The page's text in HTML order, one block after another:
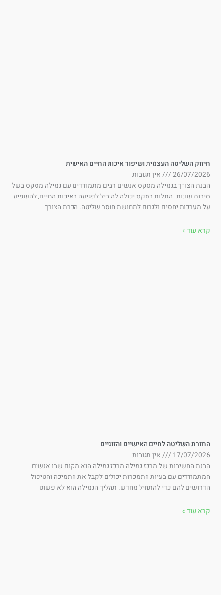
השליטה העצמית ושיפור איכות החיים האישית
26/07/
אין תגובות
הצורך בגמילה מסקס אנשים רבים מתמודדים עם גמילה מסקס בשל
שונות. התלות בסקס יכולה להוביל לפגיעה באיכות החיים, להשפיע
מערכות יחסים ולגרום לתחושת חוסר שליטה. הכרת הצורך
עוד »
השליטה לחיים האישיים והזוגיים
17/07/
אין תגובות
החשיבות של מרכז גמילה מרכז גמילה הוא מקום שבו אנשים
עם בעיות התמכרות יכולים לקבל את התמיכה והטיפול
להם כדי להתחיל מחדש. תהליך הגמילה הוא לא פשוט
עוד »